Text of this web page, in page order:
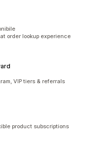
order lookup experience
VIP tiers & referrals
product subscriptions